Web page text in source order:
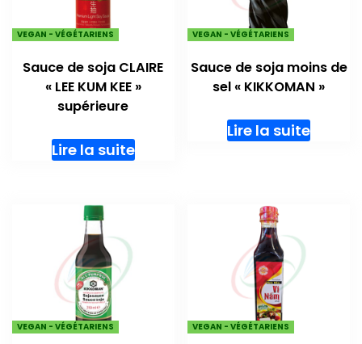
VEGAN - VÉGÉTARIENS
Sauce de soja CLAIRE
« LEE KUM KEE »
supérieure
Lire la suite
VEGAN - VÉGÉTARIENS
Sauce de soja moins de
sel « KIKKOMAN »
Lire la suite
VEGAN - VÉGÉTARIENS VEGAN - VÉGÉTARIENS